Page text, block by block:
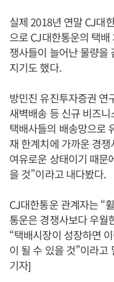
실제 2018년 연말 CJ대
으로 CJ대한통운의 택
쟁사들이 늘어난 물량을
지기도 했다.
방민진 유진투자증권 연
새벽배송 등 신규 비즈
택배사들의 배송망으로
재 한계치에 가까운 경
여유로운 상태이기 때문
을 것”이라고 내다봤다.
CJ대한통운 관계자는 “
통운은 경쟁사보다 우월
“택배시장이 성장하면
이 될 수 있을 것”이라
기자]